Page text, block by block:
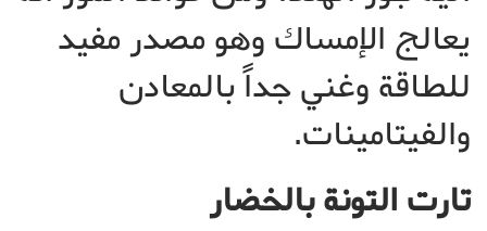
يعالج الإمساك وهو مصدر مفيد
للطاقة وغني جداً بالمعادن
والفيتامينات.
تارت التونة بالخضار